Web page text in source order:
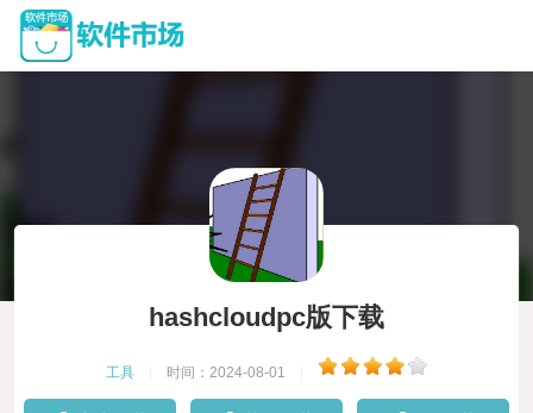
hashcloudpc版下载
工具 时间：2024-08-01